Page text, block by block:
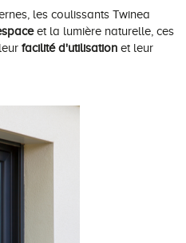
les coulissants Twinea
et la lumière naturelle, ces
facilité d'utilisation et leur